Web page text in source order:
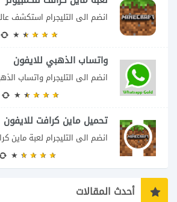
واتساب الذهبي للايفون
تحميل ماين كرافت للايفون
أحدث المقالات